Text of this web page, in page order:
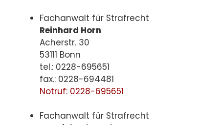
Fachanwalt für Strafrecht
Reinhard Horn
Acherstr. 30
53111 Bonn
tel.: 0228-695651
fax.: 0228-694481
Notruf: 0228-695651
Fachanwalt für Strafrecht